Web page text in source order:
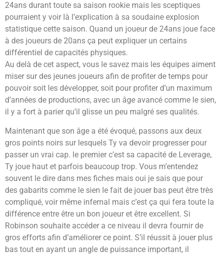
24ans durant toute sa saison rookie mais les sceptiques
pourraient y voir là l’explication à sa soudaine explosion
statistique cette saison. Quand un joueur de 24ans joue face
à des joueurs de 20ans ça peut expliquer un certains
différentiel de capacités physiques.
Au delà de cet aspect, vous le savez mais les équipes aiment
miser sur des jeunes joueurs afin de profiter de temps pour
pouvoir soit les développer, soit pour profiter d’un maximum
d’années de productions, avec un âge avancé comme le sien,
il y a fort à parier qu’il glisse un peu malgré ses qualités.
Maintenant que son âge a été évoqué, passons aux deux
gros points noirs sur lesquels Ty va devoir progresser pour
passer un vrai cap. le premier c’est sa capacité de Leverage,
Ty joue haut et parfois beaucoup trop. Vous m’entendez
souvent le dire dans mes fiches mais oui je sais que pour
des gabarits comme le sien le fait de jouer bas peut être très
compliqué, voir même infernal mais c’est ça qui fera toute la
différence entre être un bon joueur et être excellent. Si
Robinson souhaite accéder a ce niveau il devra fournir de
gros efforts afin d’améliorer ce point. S’il réussit à jouer plus
bas tout en ayant un angle de puissance important, il